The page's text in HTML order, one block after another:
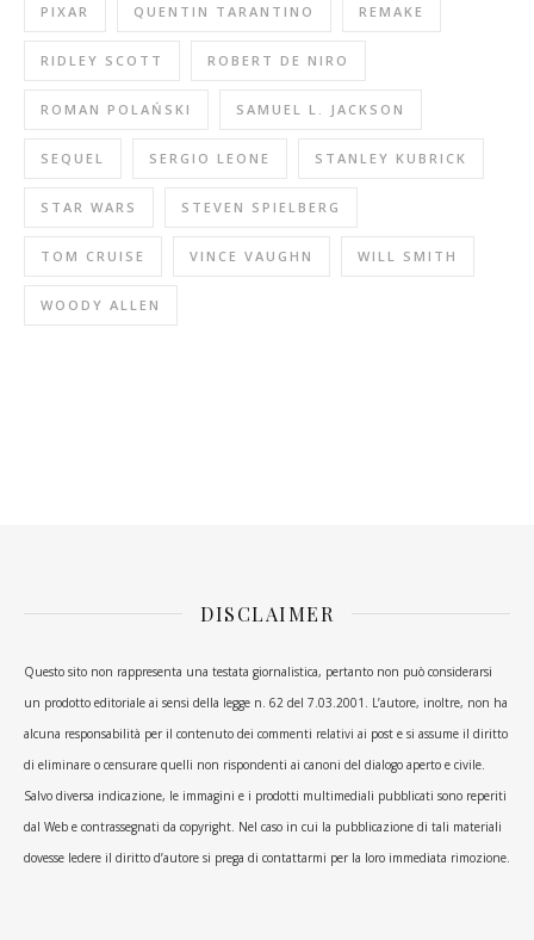
PIXAR QUENTIN TARANTINO REMAKE
RIDLEY SCOTT ROBERT DE NIRO
ROMAN POLAŃSKI SAMUEL L. JACKSON
SEQUEL SERGIO LEONE STANLEY KUBRICK
STAR WARS STEVEN SPIELBERG
TOM CRUISE VINCE VAUGHN WILL SMITH
WOODY ALLEN
DISCLAIMER
Questo sito non rappresenta una testata giornalistica, pertanto non può considerarsi
un prodotto editoriale ai sensi della legge n. 62 del 7.03.2001. L’autore, inoltre, non ha
alcuna responsabilità per il contenuto dei commenti relativi ai post e si assume il diritto
di eliminare o censurare quelli non rispondenti ai canoni del dialogo aperto e civile.
Salvo diversa indicazione, le immagini e i prodotti multimediali pubblicati sono reperiti
dal Web e contrassegnati da copyright. Nel caso in cui la pubblicazione di tali materiali
dovesse ledere il diritto d’autore si prega di contattarmi per la loro immediata rimozione.